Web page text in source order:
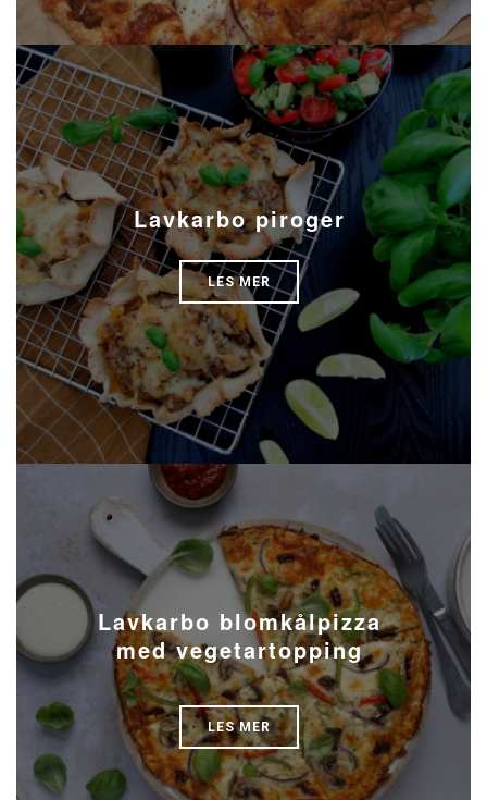
Lavkarbo piroger
LES MER
Lavkarbo blomkålpizza
med vegetartopping
LES MER